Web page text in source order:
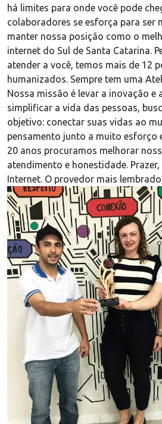
há limites para onde você pode
colaboradores se esforça para ser
manter nossa posição como o
internet do Sul de Santa Catarina.
atender a você, temos mais de 12
humanizados. Sempre tem uma
Nossa missão é levar a inovação e
simplificar a vida das pessoas,
objetivo: conectar suas vidas ao
pensamento junto a muito esforço
20 anos procuramos melhorar
atendimento e honestidade.
Internet. O provedor mais